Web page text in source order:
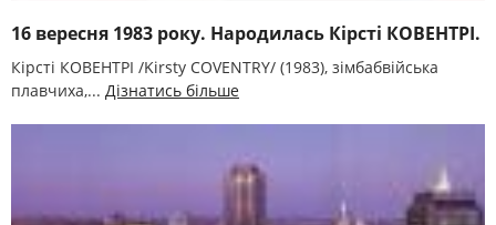
16 вересня 1983 року. Народилась Кірсті КОВЕНТРІ.
Кірсті КОВЕНТРІ /Kirsty COVENTRY/ (1983), зімбабвійська
плавчиха,... Дізнатись більше